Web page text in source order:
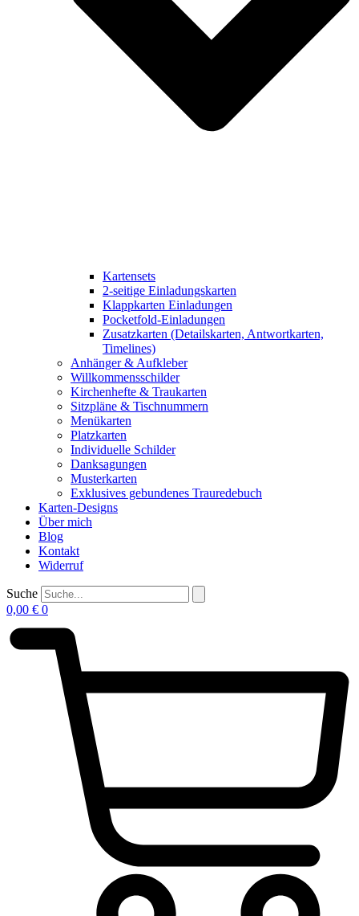
Kartensets
2-seitige Einladungskarten
Klappkarten Einladungen
Pocketfold-Einladungen
Zusatzkarten (Detailskarten, Antwortkarten,
Timelines)
Anhänger & Aufkleber
Willkommensschilder
Kirchenhefte & Traukarten
Sitzpläne & Tischnummern
Menükarten
Platzkarten
Individuelle Schilder
Danksagungen
Musterkarten
Exklusives gebundenes Trauredebuch
Karten-Designs
Über mich
Blog
Kontakt
Widerruf
Suche
0,00 € 0